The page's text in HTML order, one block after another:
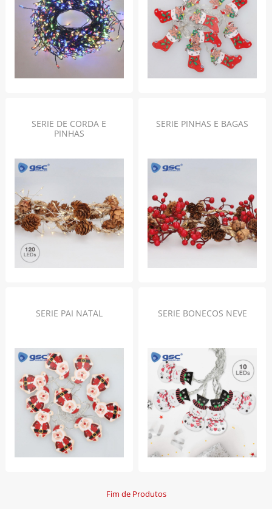
SERIE DE CORDA E
PINHAS
SERIE PINHAS E BAGAS
SERIE PAI NATAL SERIE BONECOS NEVE
Fim de Produtos